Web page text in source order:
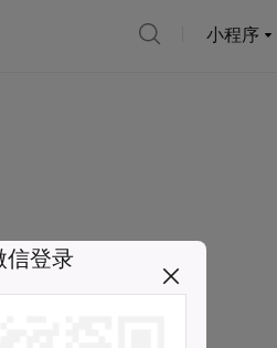
小程序
信登录